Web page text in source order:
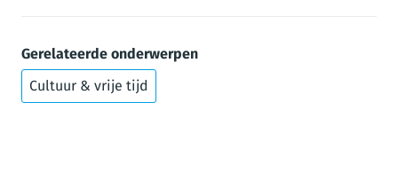
Gerelateerde onderwerpen
Cultuur & vrije tijd